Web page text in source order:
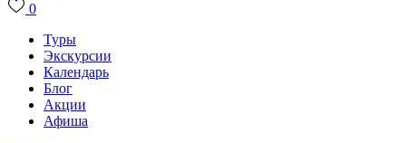
0
Туры
Экскурсии
Календарь
Блог
Акции
Афиша